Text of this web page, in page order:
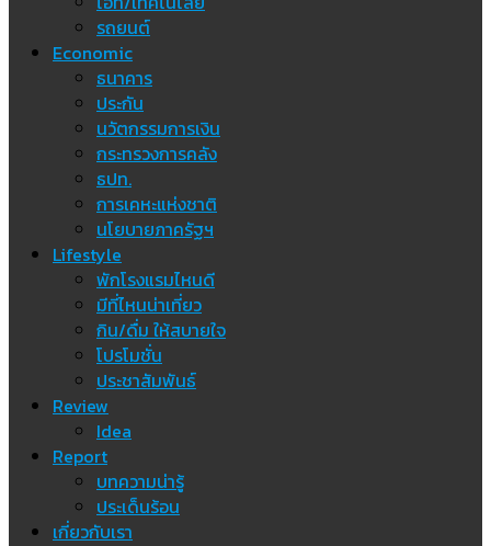
รถยนต์
Economic
ธนาคาร
ประกัน
นวัตกรรมการเงิน
กระทรวงการคลัง
ธปท.
การเคหะแห่งชาติ
นโยบายภาครัฐฯ
Lifestyle
พักโรงแรมไหนดี
มีที่ไหนน่าเที่ยว
กิน/ดื่ม ให้สบายใจ
โปรโมชั่น
ประชาสัมพันธ์
Review
Idea
Report
บทความน่ารู้
ประเด็นร้อน
เกี่ยวกับเรา